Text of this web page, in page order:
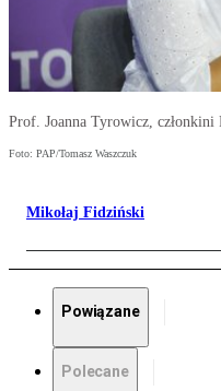
Prof. Joanna Tyrowicz,
Foto: PAP/Tomasz Waszczuk
Mikołaj Fidziński
Powiązane
Polecane